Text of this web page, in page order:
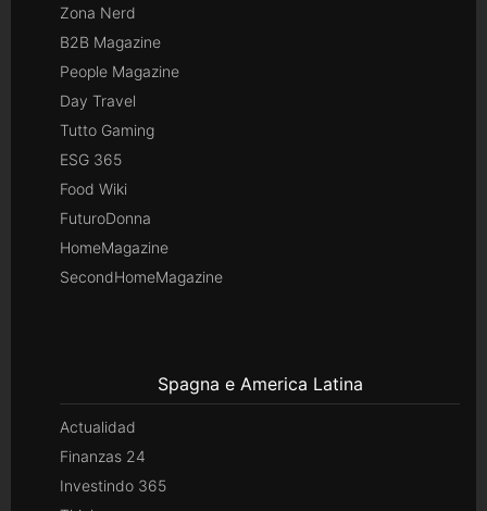
Zona Nerd
B2B Magazine
People Magazine
Day Travel
Tutto Gaming
ESG 365
Food Wiki
FuturoDonna
HomeMagazine
SecondHomeMagazine
Spagna e America Latina
Actualidad
Finanzas 24
Investindo 365